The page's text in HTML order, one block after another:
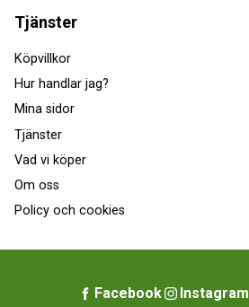
Tjänster
Köpvillkor
Hur handlar jag?
Mina sidor
Tjänster
Vad vi köper
Om oss
Policy och cookies
Facebook Instagram